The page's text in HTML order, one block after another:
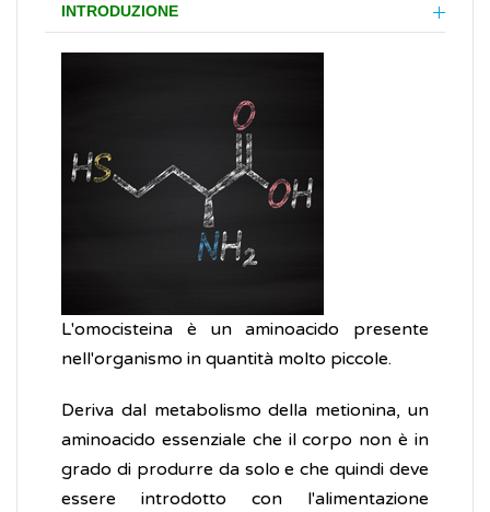
INTRODUZIONE
L'omocisteina è un aminoacido presente
nell'organismo in quantità molto piccole.
Deriva dal metabolismo della metionina, un
aminoacido essenziale che il corpo non è in
grado di produrre da solo e che quindi deve
essere introdotto con l'alimentazione